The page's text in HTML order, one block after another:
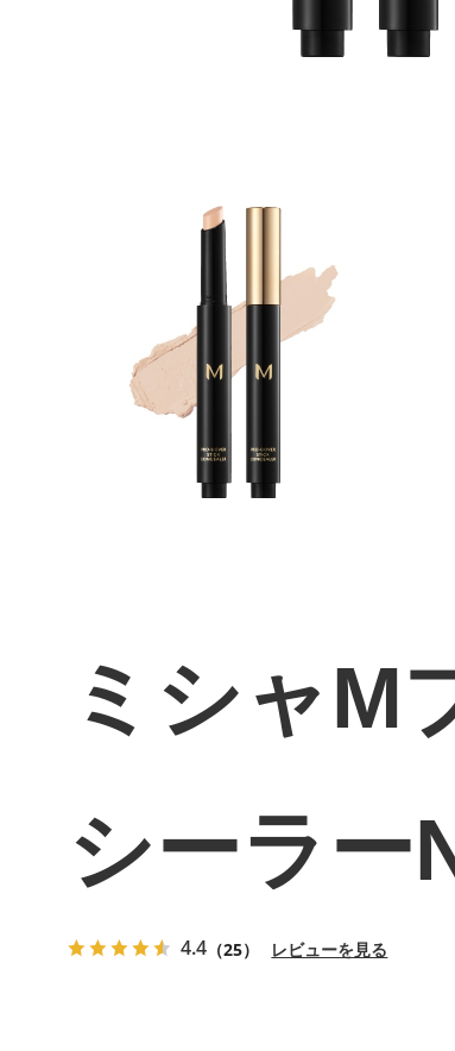
ミシャM
シーラー
4.4 （25） レビューを見る